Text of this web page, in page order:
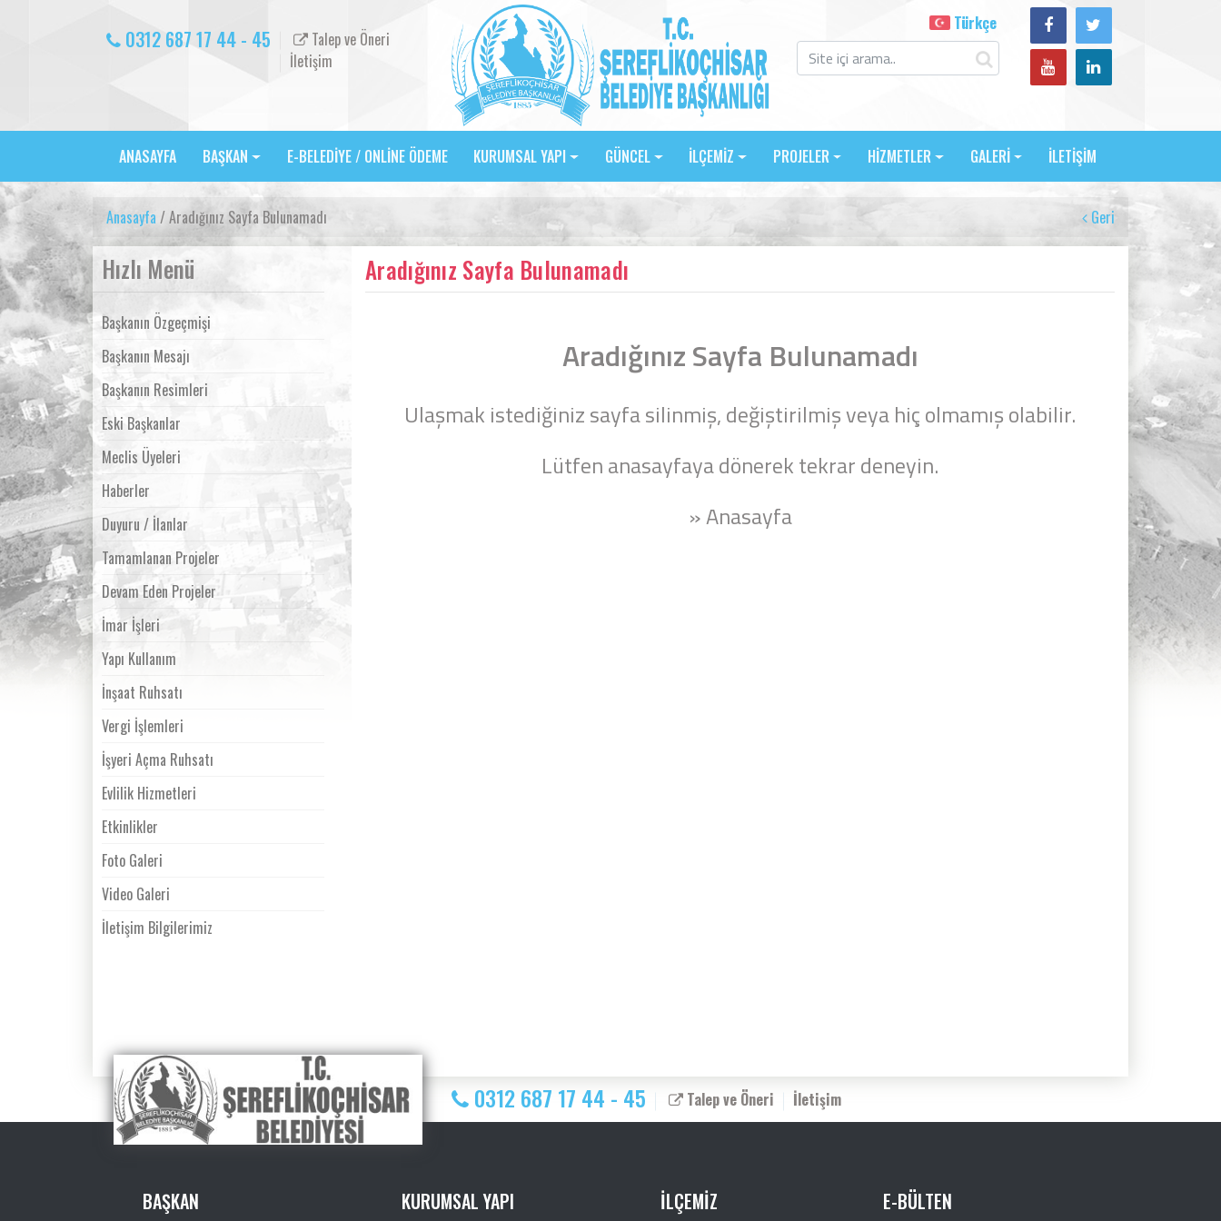
0312 687 17 44 - 45
Talep ve Öneri
İletişim
Türkçe
ANASAYFA BAŞKAN E-BELEDİYE / ONLİNE ÖDEME KURUMSAL YAPI GÜNCEL İLÇEMİZ PROJELER HİZMETLER GALERİ İLETİŞİM
Anasayfa / Aradığınız Sayfa Bulunamadı Geri
Hızlı Menü
Başkanın Özgeçmişi
Başkanın Mesajı
Başkanın Resimleri
Eski Başkanlar
Meclis Üyeleri
Haberler
Duyuru / İlanlar
Tamamlanan Projeler
Devam Eden Projeler
İmar İşleri
Yapı Kullanım
İnşaat Ruhsatı
Vergi İşlemleri
İşyeri Açma Ruhsatı
Evlilik Hizmetleri
Etkinlikler
Foto Galeri
Video Galeri
İletişim Bilgilerimiz
Aradığınız Sayfa Bulunamadı
Aradığınız Sayfa Bulunamadı
Ulaşmak istediğiniz sayfa silinmiş, değiştirilmiş veya hiç olmamış olabilir.
Lütfen anasayfaya dönerek tekrar deneyin.
» Anasayfa
0312 687 17 44 - 45 Talep ve Öneri İletişim
BAŞKAN KURUMSAL YAPI İLÇEMİZ E-BÜLTEN